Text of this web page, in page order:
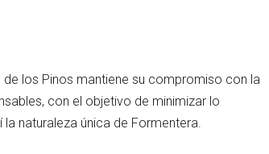
los Pinos mantiene su compromiso con la
con el objetivo de minimizar lo
naturaleza única de Formentera.